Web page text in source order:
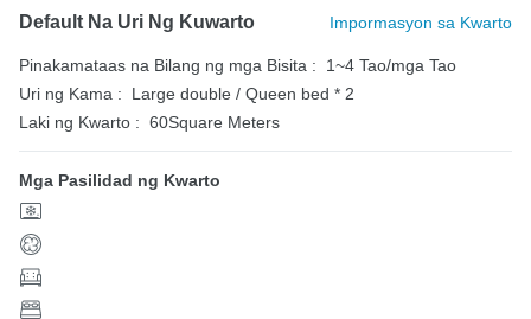
Default Na Uri Ng Kuwarto Impormasyon sa Kwarto
Pinakamataas na Bilang ng mga Bisita :
1~4 Tao/mga Tao
Uri ng Kama :
Large double / Queen bed * 2
Laki ng Kwarto : 60Square Meters
Mga Pasilidad ng Kwarto